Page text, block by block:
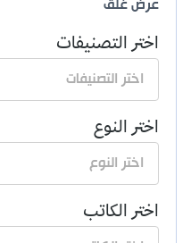
عرضغلق
اختر التصنيفات
اختر النوع
اختر الكاتب